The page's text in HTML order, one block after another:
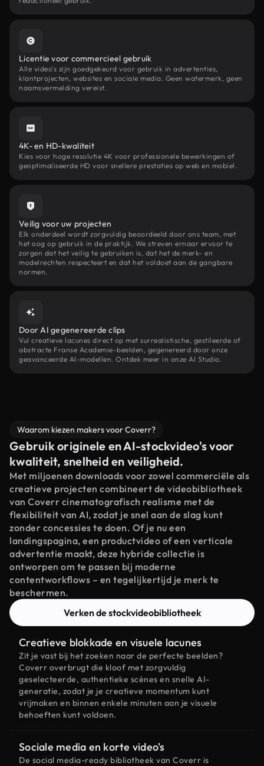
Licentie voor commercieel gebruik
Alle video's zijn goedgekeurd voor gebruik in advertenties,
klantprojecten, websites en sociale media. Geen watermerk, geen
naamsvermelding vereist.
4K- en HD-kwaliteit
Kies voor hoge resolutie 4K voor professionele bewerkingen of
geoptimaliseerde HD voor snellere prestaties op web en mobiel.
Veilig voor uw projecten
Elk onderdeel wordt zorgvuldig beoordeeld door ons team, met
het oog op gebruik in de praktijk. We streven ernaar ervoor te
zorgen dat het veilig te gebruiken is, dat het de merk- en
modelrechten respecteert en dat het voldoet aan de gangbare
normen.
Door AI gegenereerde clips
Vul creatieve lacunes direct op met surrealistische, gestileerde of
abstracte Franse Academie-beelden, gegenereerd door onze
geavanceerde AI-modellen. Ontdek meer in onze AI Studio.
Waarom kiezen makers voor Coverr?
Gebruik originele en AI-stockvideo's voor
kwaliteit, snelheid en veiligheid.
Met miljoenen downloads voor zowel commerciële als
creatieve projecten combineert de videobibliotheek
van Coverr cinematografisch realisme met de
flexibiliteit van AI, zodat je snel aan de slag kunt
zonder concessies te doen. Of je nu een
landingspagina, een productvideo of een verticale
advertentie maakt, deze hybride collectie is
ontworpen om te passen bij moderne
contentworkflows – en tegelijkertijd je merk te
beschermen.
Verken de stockvideobibliotheek
Creatieve blokkade en visuele lacunes
Zit je vast bij het zoeken naar de perfecte beelden?
Coverr overbrugt die kloof met zorgvuldig
geselecteerde, authentieke scènes en snelle AI-
generatie, zodat je je creatieve momentum kunt
vrijmaken en binnen enkele minuten aan je visuele
behoeften kunt voldoen.
Sociale media en korte video's
De social media-ready bibliotheek van Coverr is